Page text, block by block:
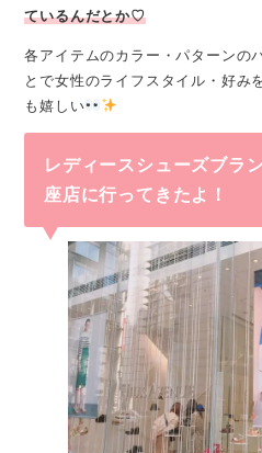
ているんだとか♡
各アイテムのカラー・パターンの
とで女性のライフスタイル・好み
も嬉しい
レディースシューズブラ
座店に行ってきたよ！